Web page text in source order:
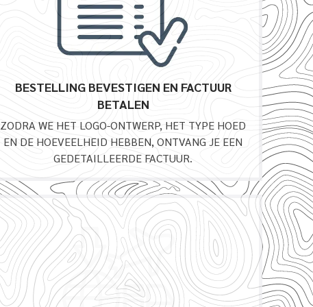
BESTELLING BEVESTIGEN EN FACTUUR
BETALEN
ZODRA WE HET LOGO-ONTWERP, HET TYPE HOED
EN DE HOEVEELHEID HEBBEN, ONTVANG JE EEN
GEDETAILLEERDE FACTUUR.